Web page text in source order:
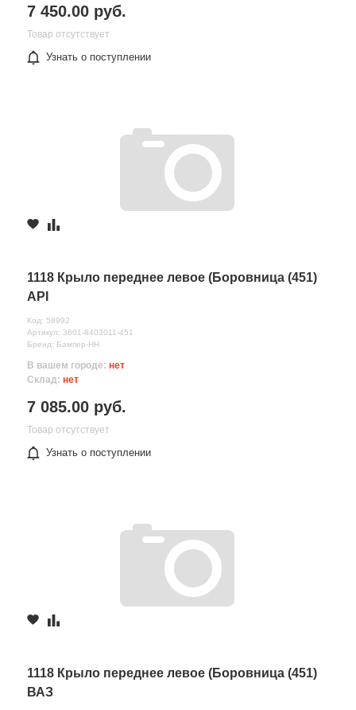
7 450.00 руб.
Товар отсутствует
Узнать о поступлении
1118 Крыло переднее левое (Боровница (451)
API
Код: 58992
Артикул: 3601-8403011-451
Бренд: Бампер-НН
В вашем городе: нет
Склад: нет
7 085.00 руб.
Товар отсутствует
Узнать о поступлении
1118 Крыло переднее левое (Боровница (451)
ВАЗ